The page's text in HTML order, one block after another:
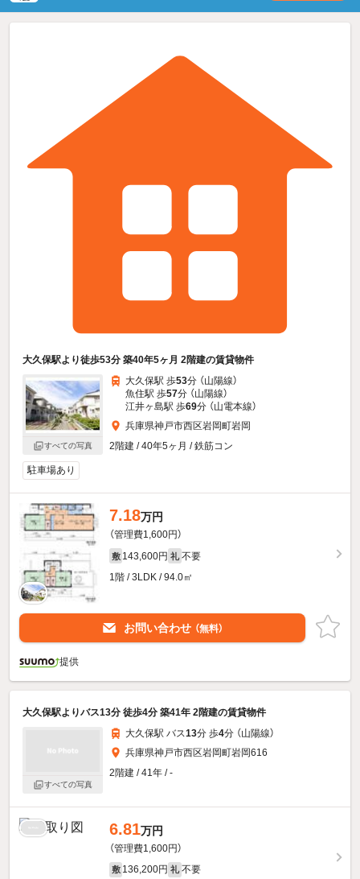
大久保駅より徒歩53分 築40年5ヶ月 2階建の賃貸物件
すべての写真
大久保駅 歩53分 （山陽線）
魚住駅 歩57分 （山陽線）
江井ヶ島駅 歩69分 （山電本線）
兵庫県神戸市西区岩岡町岩岡
2階建 / 40年5ヶ月 / 鉄筋コン
駐車場あり
7.18万円
（管理費1,600円）
敷 143,600円 礼 不要
1階 / 3LDK / 94.0㎡
お問い合わせ （無料）
提供
大久保駅よりバス13分 徒歩4分 築41年 2階建の賃貸物件
すべての写真
大久保駅 バス13分 歩4分 （山陽線）
兵庫県神戸市西区岩岡町岩岡616
2階建 / 41年 / -
6.81万円
（管理費1,600円）
敷 136,200円 礼 不要